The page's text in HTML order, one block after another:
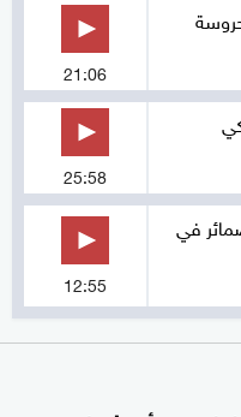
21:06
25:58
في
12:55